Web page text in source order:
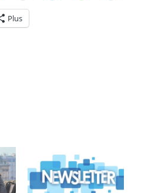
Plus